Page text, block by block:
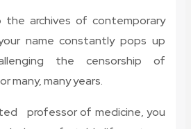
the archives of contemporary
name constantly pops up
the censorship of
many, many years.
professor of medicine, you